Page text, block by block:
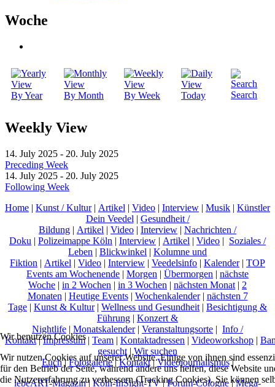
Woche
By Year By Month By Week Today Search
Weekly View
14. July 2025 - 20. July 2025
Preceding Week
14. July 2025 - 20. July 2025
Following Week
Home | Kunst / Kultur| Artikel | Video | Interview | Musik | Künstler
Dein Veedel | Gesundheit /
Bildung | Artikel | Video | Interview | Nachrichten /
Doku | Polizeimappe Köln | Interview | Artikel | Video | Soziales /
Leben | Blickwinkel | Kolumne und
Fiktion | Artikel | Video | Interview | Veedelsinfo | Kalender| TOP
Events am Wochenende | Morgen | Übermorgen | nächste
Woche | in 2 Wochen | in 3 Wochen | nächsten Monat | 2
Monaten | Heutige Events| Wochenkalender| nächsten 7
Tage | Kunst & Kultur| Wellness und Gesundheit | Besichtigung &
Führung | Konzert &
Nightlife | Monatskalender| Veranstaltungsorte | Info /
Kontakt|Impressum| Team | Kontaktadressen | Videoworkshop |
gesucht | Wir suchen
Euch|Fotogalerie|Kontakt|Videojournalismus|
lebeART-Magazin| Köln-InSight-TV|Forum-Cologne|Mega-
Wir benutzen Cookies
Wir nutzen Cookies auf unserer Website. Einige von ihnen sind
für den Betrieb der Seite, während andere uns helfen, diese Website
die Nutzererfahrung zu verbessern (Tracking Cookies). Sie können